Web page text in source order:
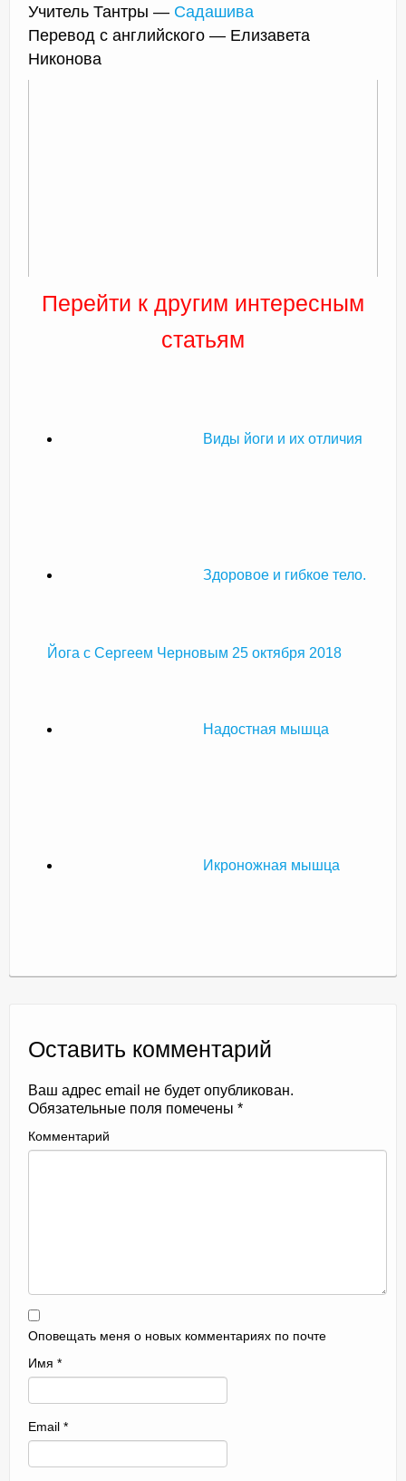
Учитель Тантры — Садашива
Перевод с английского — Елизавета
Никонова
Перейти к другим интересным
статьям
Виды йоги и их отличия
Здоровое и гибкое тело.
Йога с Сергеем Черновым 25 октября 2018
Надостная мышца
Икроножная мышца
Оставить комментарий
Ваш адрес email не будет опубликован.
Обязательные поля помечены *
Комментарий
Оповещать меня о новых комментариях по почте
Имя *
Email *